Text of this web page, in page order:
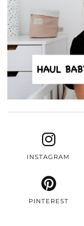
INSTAGRAM
PINTEREST